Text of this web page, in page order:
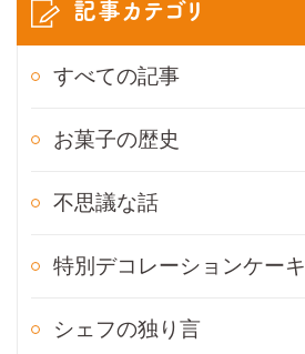
記事カテゴリ
すべての記事
お菓子の歴史
不思議な話
特別デコレーションケーキ
シェフの独り言